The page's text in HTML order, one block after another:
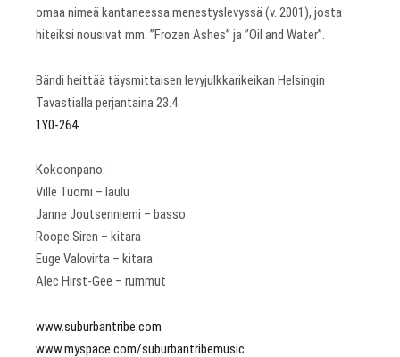
omaa nimeä kantaneessa menestyslevyssä (v. 2001), josta
hiteiksi nousivat mm. ”Frozen Ashes” ja ”Oil and Water”.
Bändi heittää täysmittaisen levyjulkkarikeikan Helsingin
Tavastialla perjantaina 23.4.
1Y0-264
Kokoonpano:
Ville Tuomi – laulu
Janne Joutsenniemi – basso
Roope Siren – kitara
Euge Valovirta – kitara
Alec Hirst-Gee – rummut
www.suburbantribe.com
www.myspace.com/suburbantribemusic